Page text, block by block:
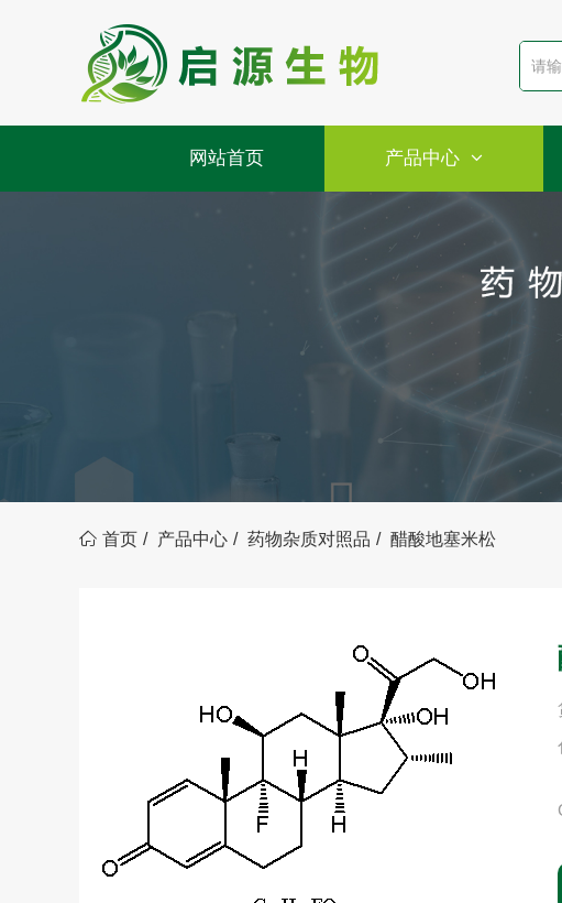
网站首页 产品中心
首页 产品中心 药物杂质对照品 醋酸地塞米松